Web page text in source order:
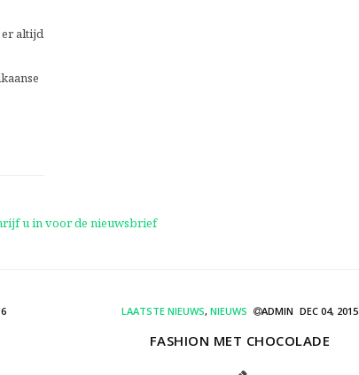
altijd
LAATSTE NIEUWS,NIEUWS ADMIN DEC 04, 2015
FASHION MET CHOCOLADE